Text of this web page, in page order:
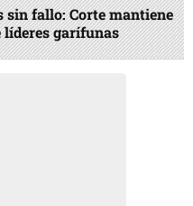
sin fallo: Corte mantiene
líderes garífunas